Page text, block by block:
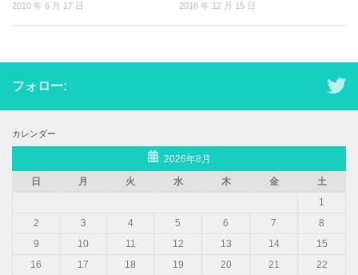
2010 年 6 月 17 日 2018 年 12 月 15 日
フォロー:
カレンダー
2026年8月
日
月 火 水 木 金
土
1
2
3 4 5 6 7
8
9
10 11 12 13 14
15
16
17 18 19 20 21
22